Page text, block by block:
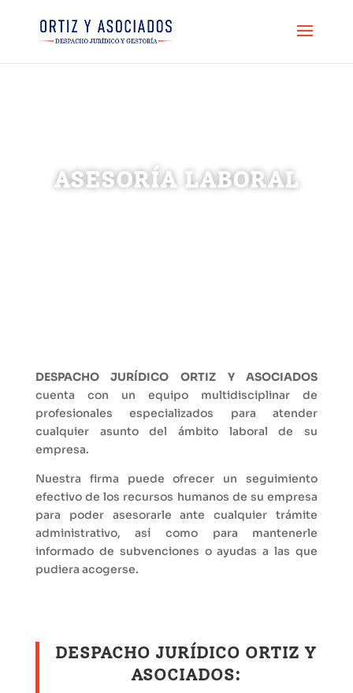
ASESORÍA LABORAL
DESPACHO JURÍDICO ORTIZ Y ASOCIADOS
cuenta con un equipo multidisciplinar de
profesionales especializados para atender
cualquier asunto del ámbito laboral de su
empresa.
Nuestra firma puede ofrecer un seguimiento
efectivo de los recursos humanos de su empresa
para poder asesorarle ante cualquier trámite
administrativo, así como para mantenerle
informado de subvenciones o ayudas a las que
pudiera acogerse.
DESPACHO JURÍDICO ORTIZ Y
ASOCIADOS: